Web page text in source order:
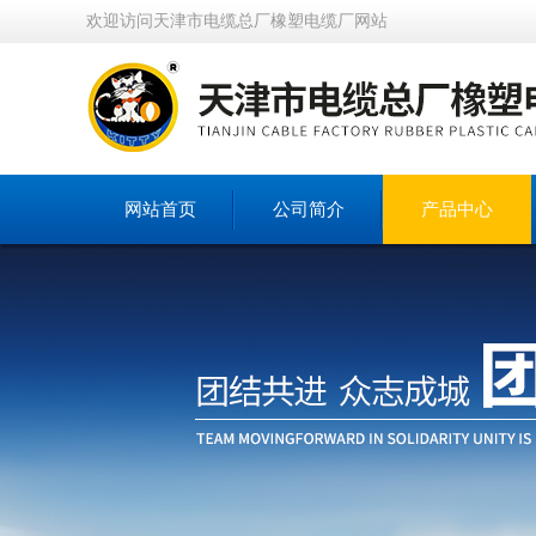
欢迎访问天津市电缆总厂橡塑电缆厂网站
网站首页 公司简介 产品中心